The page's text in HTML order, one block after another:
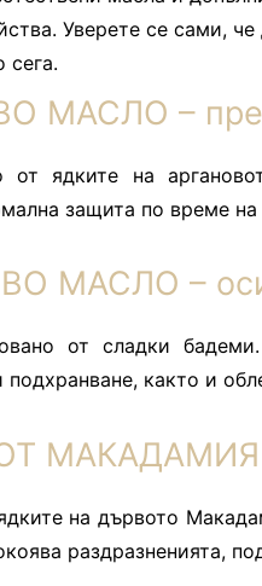
Уверете се сами,
сега.
МАСЛО –
от ядките на
защита по време
МАСЛО –
от сладки
както и
МАКАДАМИЯ –
на дървото
раздразненията,